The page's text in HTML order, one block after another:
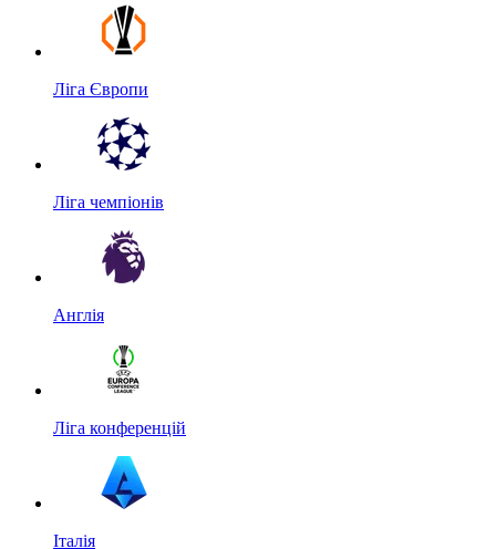
Ліга Європи
Ліга чемпіонів
Англія
Ліга конференцій
Італія